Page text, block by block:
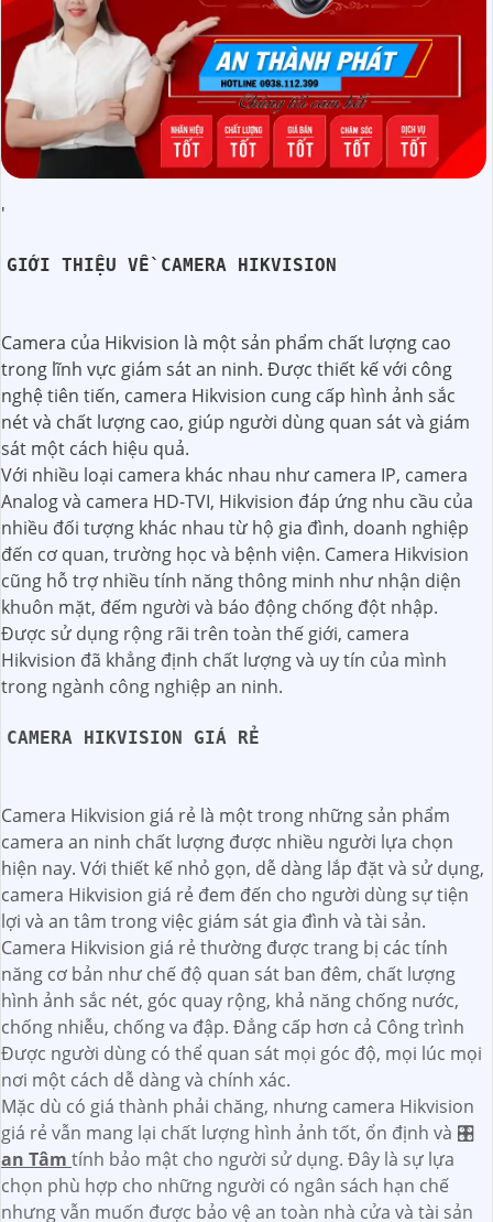
'
GIỚI THIỆU VỀ CAMERA HIKVISION
Camera của Hikvision là một sản phẩm chất lượng cao
trong lĩnh vực giám sát an ninh. Được thiết kế với công
nghệ tiên tiến, camera Hikvision cung cấp hình ảnh sắc
nét và chất lượng cao, giúp người dùng quan sát và giám
sát một cách hiệu quả.
Với nhiều loại camera khác nhau như camera IP, camera
Analog và camera HD-TVI, Hikvision đáp ứng nhu cầu của
nhiều đối tượng khác nhau từ hộ gia đình, doanh nghiệp
đến cơ quan, trường học và bệnh viện. Camera Hikvision
cũng hỗ trợ nhiều tính năng thông minh như nhận diện
khuôn mặt, đếm người và báo động chống đột nhập.
Được sử dụng rộng rãi trên toàn thế giới, camera
Hikvision đã khẳng định chất lượng và uy tín của mình
trong ngành công nghiệp an ninh.
CAMERA HIKVISION GIÁ RẺ
Camera Hikvision giá rẻ là một trong những sản phẩm
camera an ninh chất lượng được nhiều người lựa chọn
hiện nay. Với thiết kế nhỏ gọn, dễ dàng lắp đặt và sử dụng,
camera Hikvision giá rẻ đem đến cho người dùng sự tiện
lợi và an tâm trong việc giám sát gia đình và tài sản.
Camera Hikvision giá rẻ thường được trang bị các tính
năng cơ bản như chế độ quan sát ban đêm, chất lượng
hình ảnh sắc nét, góc quay rộng, khả năng chống nước,
chống nhiễu, chống va đập. Đẳng cấp hơn cả Công trình
Được người dùng có thể quan sát mọi góc độ, mọi lúc mọi
nơi một cách dễ dàng và chính xác.
Mặc dù có giá thành phải chăng, nhưng camera Hikvision
giá rẻ vẫn mang lại chất lượng hình ảnh tốt, ổn định và 🎛
an Tâm tính bảo mật cho người sử dụng. Đây là sự lựa
chọn phù hợp cho những người có ngân sách hạn chế
nhưng vẫn muốn được bảo vệ an toàn nhà cửa và tài sản